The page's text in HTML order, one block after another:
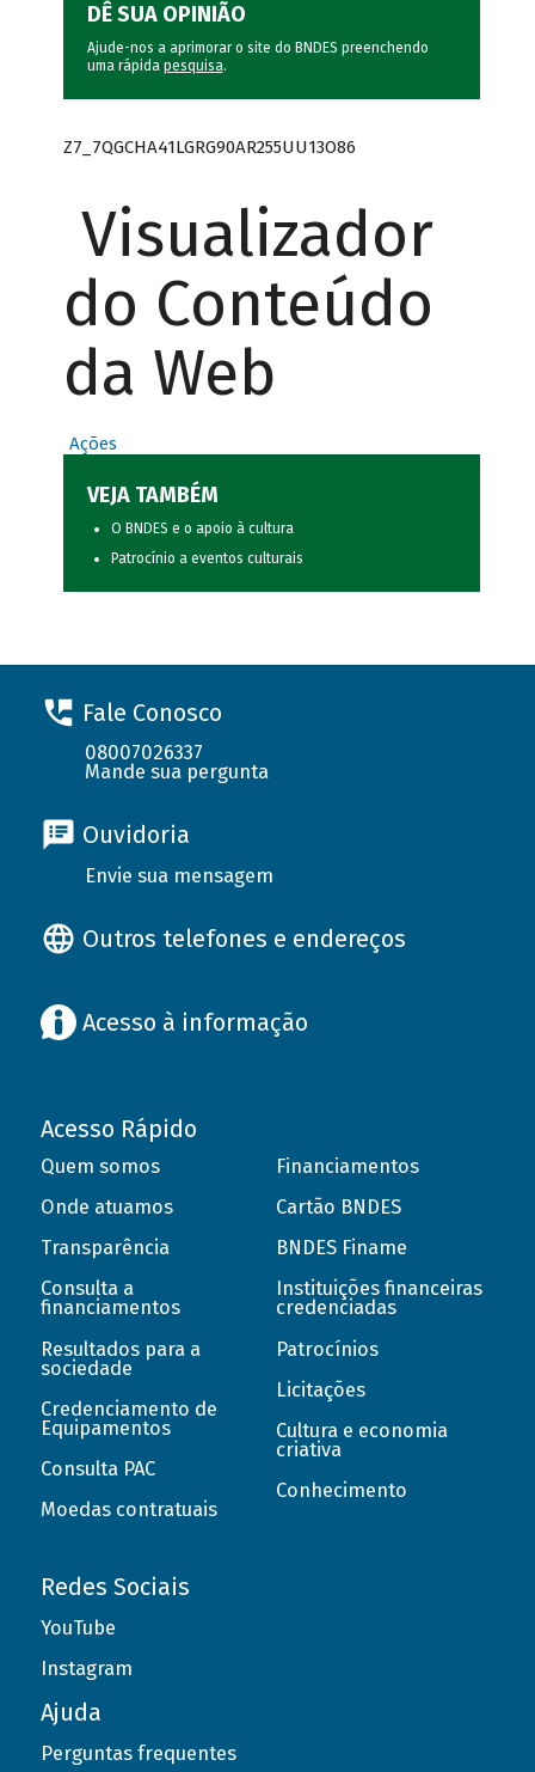
DÊ SUA OPINIÃO
Ajude-nos a aprimorar o site do BNDES preenchendo
uma rápida pesquisa.
Z7_7QGCHA41LGRG90AR255UU13O86
Visualizador
do Conteúdo
da Web
Ações
VEJA TAMBÉM
O BNDES e o apoio à cultura
Patrocínio a eventos culturais
Fale Conosco
08007026337
Mande sua pergunta
Ouvidoria
Envie sua mensagem
Outros telefones e endereços
Acesso à informação
Acesso Rápido
Quem somos
Onde atuamos
Transparência
Consulta a
financiamentos
Resultados para a
sociedade
Credenciamento de
Equipamentos
Consulta PAC
Moedas contratuais
Financiamentos
Cartão BNDES
BNDES Finame
Instituições financeiras
credenciadas
Patrocínios
Licitações
Cultura e economia
criativa
Conhecimento
Redes Sociais
YouTube
Instagram
Ajuda
Perguntas frequentes